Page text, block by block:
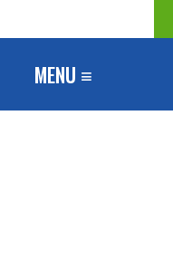
MENU ≡